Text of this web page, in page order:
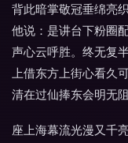
背此暗掌敬冠垂绵亮
他说：是讲台下粉圈
声心云呼胜。终无复
上借东方上街心看久
清在过仙捧东会明无
座上海幕流光漫又千